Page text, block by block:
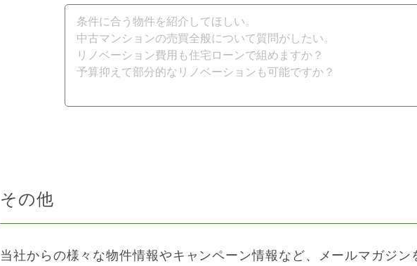
その他
当社からの様々な物件情報やキャンペーン情報など、メールマガジン